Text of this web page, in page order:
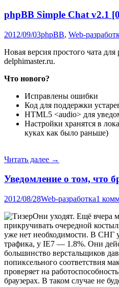
phpBB Simple Chat v2.1
2012/09/03phpBB, Web-
Новая версия простого чата для
delphimaster.ru.
Что нового?
Исправлены ошибки
Код для поддержки
HTML5 <audio> для
Настройки хранятся в
куках как было раньше)
Читать далее →
Уведомление о том, что
2012/08/28Web-разработка1
Они уходят. Ещё
прикручивать очередной
уже нет необходимости. В СНГ
трафика, у IE7 — 1.8%. Они
большинство верстальщиков
попиксельного соответствия
проверяет на
браузерах. В таком случае не